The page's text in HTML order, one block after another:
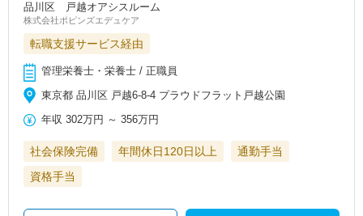
品川区 戸越オアシスルーム
株式会社ポピンズエデュケア
転職支援サービス経由
管理栄養士・栄養士 / 正職員
東京都 品川区 戸越6-8-4 プラウドフラット戸越公園
年収 302万円 ～356万円
社会保険完備 年間休日120日以上
通勤手当
資格手当